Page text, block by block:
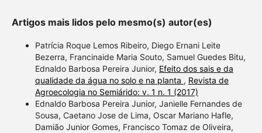
made.
Artigos mais lidos pelo mesmo(s) autor(es)
Patrícia Roque Lemos Ribeiro, Diego Ernani Leite
Bezerra, Francinaide Maria Souto, Samuel Guedes Bitu,
Ednaldo Barbosa Pereira Junior, Efeito dos sais e da
qualidade da água no solo e na planta , Revista de
Agroecologia no Semiárido: v. 1 n. 1 (2017)
Ednaldo Barbosa Pereira Junior, Janielle Fernandes de
Sousa, Caetano Jose de Lima, Oscar Mariano Hafle,
Damião Junior Gomes, Francisco Tomaz de Oliveira,